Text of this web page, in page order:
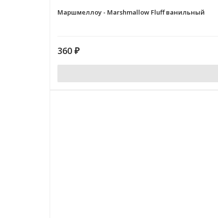
Маршмеллоу - Marshmallow Fluff ванильный
360 ₽